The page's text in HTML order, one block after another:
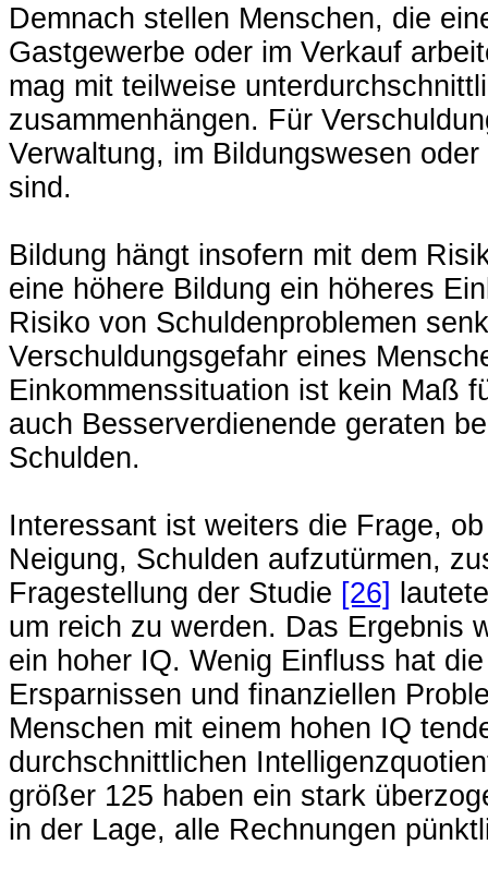
Demnach stellen Menschen, die
Gastgewerbe oder im Verkauf
mag mit teilweise
zusammenhängen. Für
Verwaltung, im Bildungswesen
sind.
Bildung hängt insofern mit dem
eine höhere Bildung ein höheres
Risiko von Schuldenproblemen
Verschuldungsgefahr eines
Einkommenssituation ist kein Maß
auch Besserverdienende geraten
Schulden.
Interessant ist weiters die Frage,
Neigung, Schulden aufzutürmen,
Fragestellung der Studie [26]
um reich zu werden. Das Ergebnis
ein hoher IQ. Wenig Einfluss hat
Ersparnissen und finanziellen
Menschen mit einem hohen IQ
durchschnittlichen
größer 125 haben ein stark
in der Lage, alle Rechnungen